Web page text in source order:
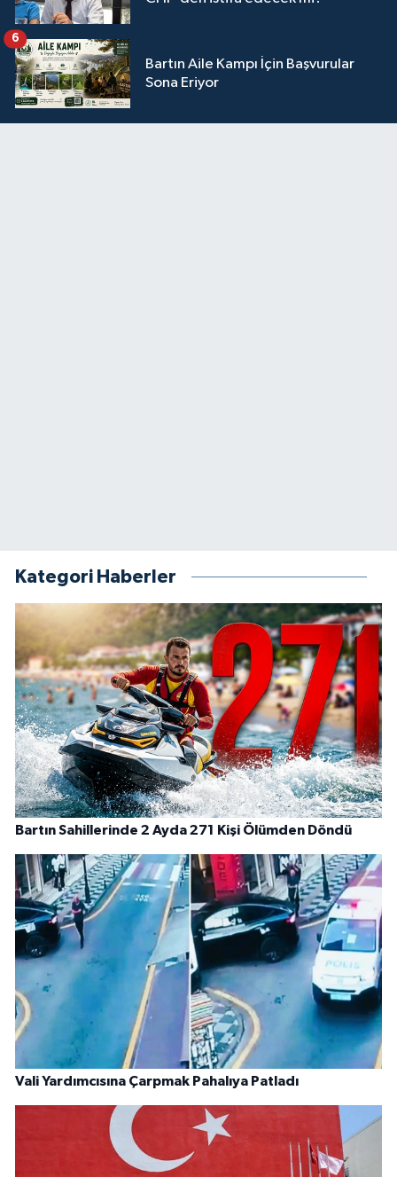
Bartın Aile Kampı İçin Başvurular
Sona Eriyor
6
Kategori Haberler
Bartın Sahillerinde 2 Ayda 271 Kişi Ölümden Döndü
Vali Yardımcısına Çarpmak Pahalıya Patladı